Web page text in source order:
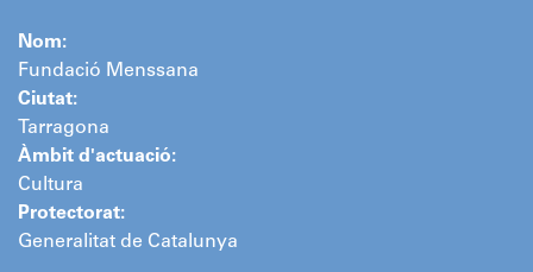
Nom:
Fundació Menssana
Ciutat:
Tarragona
Àmbit d'actuació:
Cultura
Protectorat:
Generalitat de Catalunya